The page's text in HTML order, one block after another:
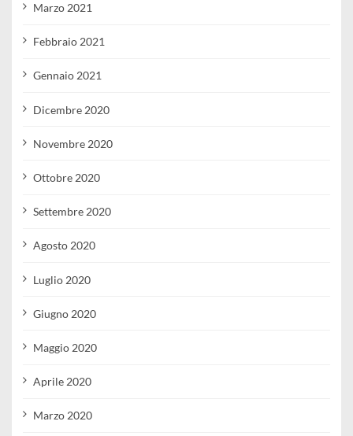
Marzo 2021
Febbraio 2021
Gennaio 2021
Dicembre 2020
Novembre 2020
Ottobre 2020
Settembre 2020
Agosto 2020
Luglio 2020
Giugno 2020
Maggio 2020
Aprile 2020
Marzo 2020